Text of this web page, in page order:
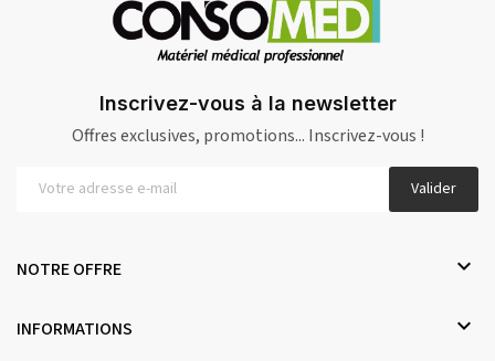
Inscrivez-vous à la newsletter
Offres exclusives, promotions... Inscrivez-vous !
Valider
NOTRE OFFRE 
INFORMATIONS 